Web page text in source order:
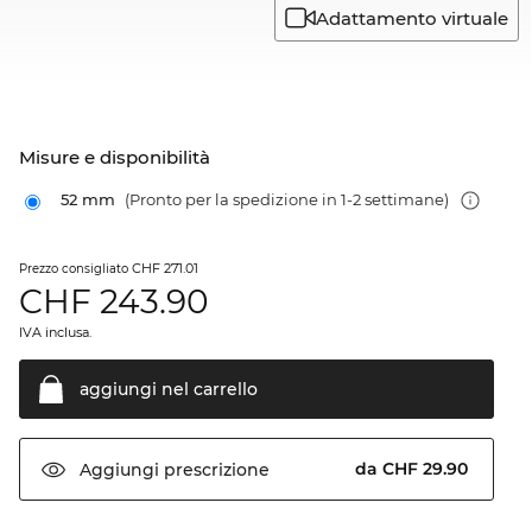
Adattamento virtuale
Misure e disponibilità
52 mm (Pronto per la spedizione in 1-2 settimane)
Prezzo consigliato CHF 271.01
CHF 243.90
IVA inclusa.
aggiungi nel carrello
Aggiungi prescrizione da CHF 29.90